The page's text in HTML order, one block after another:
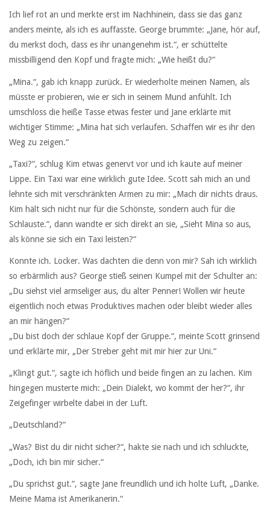
Ich lief rot an und merkte erst im Nachhinein, dass sie das ganz
anders meinte, als ich es auffasste. George brummte: „Jane, hör auf,
du merkst doch, dass es ihr unangenehm ist.“, er schüttelte
missbilligend den Kopf und fragte mich: „Wie heißt du?“
„Mina.“, gab ich knapp zurück. Er wiederholte meinen Namen, als
müsste er probieren, wie er sich in seinem Mund anfühlt. Ich
umschloss die heiße Tasse etwas fester und Jane erklärte mit
wichtiger Stimme: „Mina hat sich verlaufen. Schaffen wir es ihr den
Weg zu zeigen.“
„Taxi?“, schlug Kim etwas genervt vor und ich kaute auf meiner
Lippe. Ein Taxi war eine wirklich gute Idee. Scott sah mich an und
lehnte sich mit verschränkten Armen zu mir: „Mach dir nichts draus.
Kim hält sich nicht nur für die Schönste, sondern auch für die
Schlauste.“, dann wandte er sich direkt an sie, „Sieht Mina so aus,
als könne sie sich ein Taxi leisten?“
Konnte ich. Locker. Was dachten die denn von mir? Sah ich wirklich
so erbärmlich aus? George stieß seinen Kumpel mit der Schulter an:
„Du siehst viel armseliger aus, du alter Penner! Wollen wir heute
eigentlich noch etwas Produktives machen oder bleibt wieder alles
an mir hängen?“
„Du bist doch der schlaue Kopf der Gruppe.“, meinte Scott grinsend
und erklärte mir, „Der Streber geht mit mir hier zur Uni.“
„Klingt gut.“, sagte ich höflich und beide fingen an zu lachen. Kim
hingegen musterte mich: „Dein Dialekt, wo kommt der her?“, ihr
Zeigefinger wirbelte dabei in der Luft.
„Deutschland?“
„Was? Bist du dir nicht sicher?“, hakte sie nach und ich schluckte,
„Doch, ich bin mir sicher.“
„Du sprichst gut.“, sagte Jane freundlich und ich holte Luft, „Danke.
Meine Mama ist Amerikanerin.“